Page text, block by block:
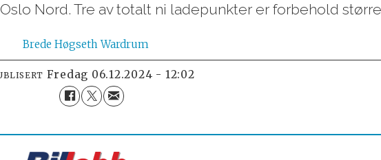
Nord. Tre av totalt ni ladepunkter er forbehold
Brede Høgseth Wardrum
fredag 06.12.2024 - 12:02